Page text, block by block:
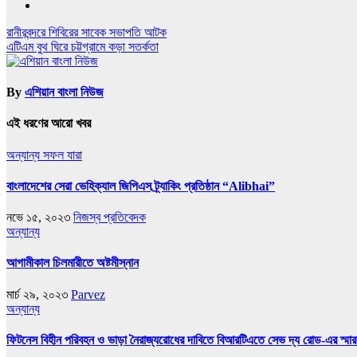
Post
navigation
রানীরবন্দরে শিবিরের সাবেক সভাপতি আটক
এটিএম বুথ ঘিরে চট্টগ্রামে কড়া সতর্কতা
By এশিয়ান বাংলা নিউজ
এই ধরণের আরো খবর
অন্যান্য সফল যারা
বাংলাদেশের সেরা ভেহিক্যাল জিপিএস ট্র্যাকিং প্রতিষ্ঠান “Alibhai”
নভে ১৫, ২০২৩ নিজস্ব প্রতিবেদক
অন্যান্য
আগামীকাল চিলমারীতে অষ্টমীস্নান
মার্চ ২৯, ২০২৩ Parvez
অন্যান্য
ফিটনেস বিহীন পরিবহন ও ভাড়া নৈরাজ্যরোধের দাবিতে বিআরটিএতে সেভ দ্য রোড-এর